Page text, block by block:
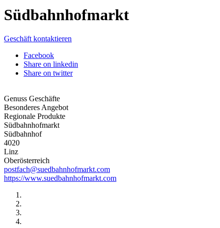
Südbahnhofmarkt
Geschäft kontaktieren
Facebook
Share on linkedin
Share on twitter
Genuss Geschäfte
Besonderes Angebot
Regionale Produkte
Südbahnhofmarkt
Südbahnhof
4020
Linz
Oberösterreich
postfach@suedbahnhofmarkt.com
https://www.suedbahnhofmarkt.com